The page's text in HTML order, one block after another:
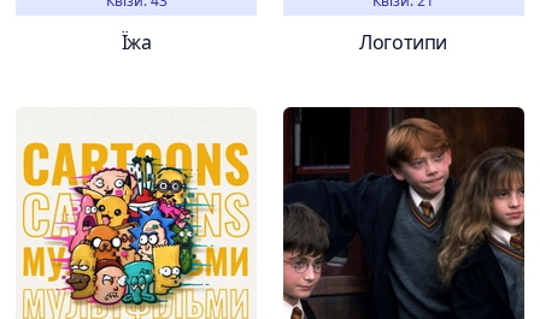
Їжа Логотипи